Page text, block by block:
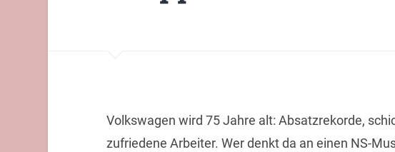
Volkswagen wird 75 Jahre alt: Absatzrekorde,
zufriedene Arbeiter. Wer denkt da an einen NS-